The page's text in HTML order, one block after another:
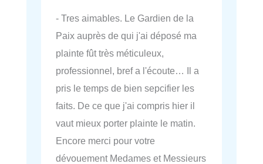
- Tres aimables. Le Gardien de la
Paix auprès de qui j'ai déposé ma
plainte fût très méticuleux,
professionnel, bref a l'écoute… Il a
pris le temps de bien sepcifier les
faits. De ce que j'ai compris hier il
vaut mieux porter plainte le matin.
Encore merci pour votre
dévouement Medames et Messieurs